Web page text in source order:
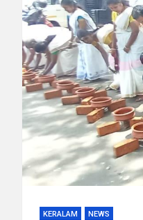
KERALAM NEWS